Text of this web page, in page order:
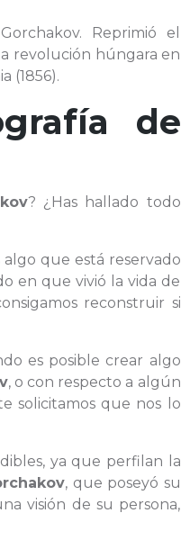
Reprimió el
revolución húngara en
(1856).
de
? ¿Has hallado todo
que está reservado
en que vivió la vida de
reconstruir si
es posible crear algo
, o con respecto a algún
solicitamos que nos lo
ya que perfilan la
, que poseyó su
visión de su persona,